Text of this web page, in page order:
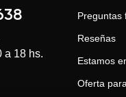
a 18 hs.
Preguntas
Reseñas
Estamos
Oferta